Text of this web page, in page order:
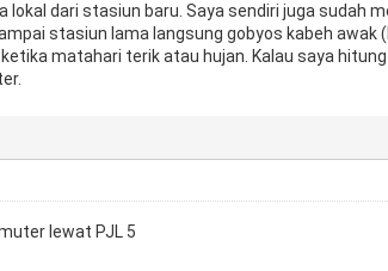
lokal dari stasiun baru. Saya sendiri juga sudah
stasiun lama langsung gobyos kabeh
matahari terik atau hujan. Kalau saya
lewat PJL 5